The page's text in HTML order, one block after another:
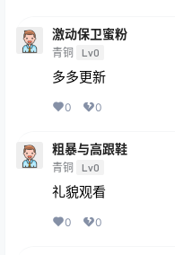
激动保卫蜜粉
青铜 Lv0
多多更新
0 0
粗暴与高跟鞋
青铜 Lv0
礼貌观看
0 0